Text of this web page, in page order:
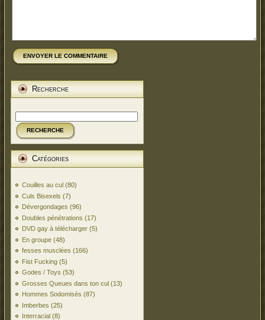
ENVOYER LE COMMENTAIRE
Recherche
RECHERCHE
Catégories
Couilles au cul (80)
Culs Bisexels (7)
Dévergondages (96)
Doubles pénétrations (17)
DVD gay à télécharger (5)
En groupe (48)
fesses musclées (166)
Fist Fucking (5)
Godes / Toys (53)
Grosses Queues dans ton cul (13)
Hommes Sodomisés (87)
Imberbes (25)
Interracial (8)